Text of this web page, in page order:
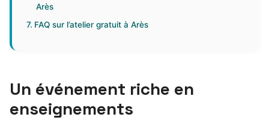
Arès
FAQ sur l’atelier gratuit à Arès
Un événement riche en
enseignements